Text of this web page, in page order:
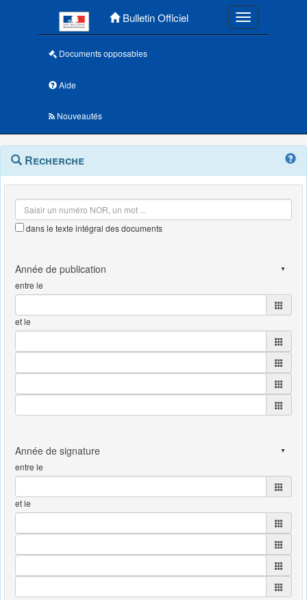
Bulletin Officiel Toggle
Documents opposables
Aide
Nouveautés
Navigation
outils
Menu
contextuel
Recherche
dans le texte intégral des documents
entre le
et le
entre le
et le